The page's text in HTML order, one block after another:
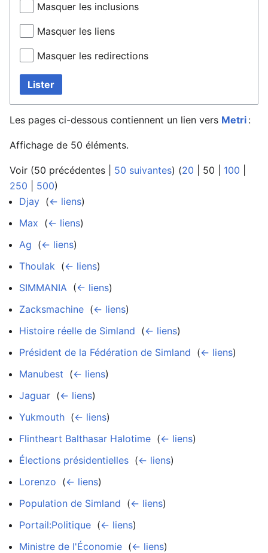
Masquer les inclusions
Masquer les liens
Masquer les redirections
Lister
Les pages ci-dessous contiennent un lien vers Metri :
Affichage de 50 éléments.
Voir (50 précédentes 50 suivantes) (20 50 100
250
500)
Djay (← liens)
Max (← liens)
Ag (← liens)
Thoulak (← liens)
SIMMANIA (← liens)
Zacksmachine (← liens)
Histoire réelle de Simland (← liens)
Président de la Fédération de Simland (← liens)
Manubest (← liens)
Jaguar (← liens)
Yukmouth (← liens)
Flintheart Balthasar Halotime (← liens)
Élections présidentielles (← liens)
Lorenzo (← liens)
Population de Simland (← liens)
Portail:Politique (← liens)
Ministre de l'Économie (← liens)